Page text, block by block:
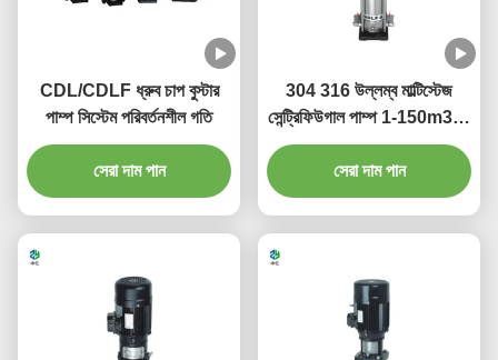
CDL/CDLF ধ্রুব চাপ বুস্টার
পাম্প সিস্টেম পরিবর্তনশীল গতি
সেরা দাম পান
304 316 উল্লম্ব মাল্টিস্টেজ
সেন্ট্রিফিউগাল পাম্প 1-150m3/H
নিম্নচাপ
সেরা দাম পান